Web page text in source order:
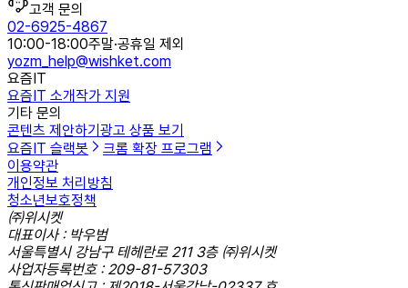
고객 문의
02-6925-4867
10:00-18:00주말·공휴일 제외
yozm_help@wishket.com
요즘IT
요즘IT 소개작가 지원
기타 문의
콘텐츠 제안하기 광고 상품 보기
요즘IT 슬랙봇
크롬 확장 프로그램
이용약관
개인정보 처리방침
청소년보호정책
㈜위시켓
대표이사 : 박우범
서울특별시 강남구 테헤란로 211 3층 ㈜위시켓
사업자등록번호 : 209-81-57303